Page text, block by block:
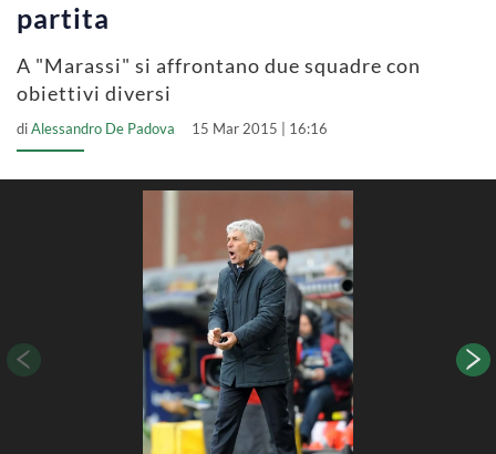
partita
A "Marassi" si affrontano due squadre con
obiettivi diversi
diAlessandro De Padova 15 Mar 2015 | 16:16